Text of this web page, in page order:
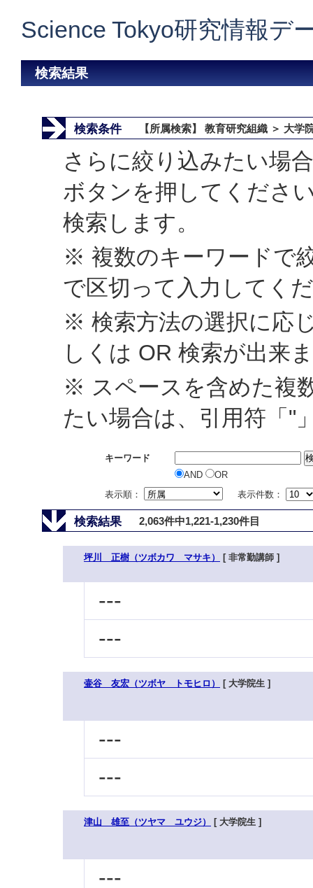
Science Tokyo研究情報デ
検索結果
検索条件 【所属検索】 教育研究組織 ＞ 大学
さらに絞り込みたい場
ボタンを押してくださ
検索します。
※ 複数のキーワードで
で区切って入力してく
※ 検索方法の選択に応
しくは OR 検索が出来
※ スペースを含めた複
たい場合は、引用符「"
キーワード
AND
OR
表示順：
表示件数：
検索結果 2,063件中1,221-1,230件目
坪川 正樹（ツボカワ マサキ） [ 非常勤講師 ]
---
---
壷谷 友宏（ツボヤ トモヒロ） [ 大学院生 ]
---
---
津山 雄至（ツヤマ ユウジ） [ 大学院生 ]
---